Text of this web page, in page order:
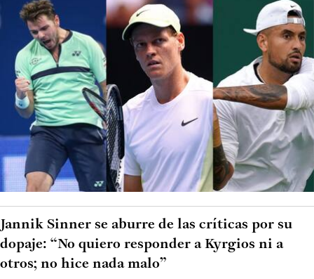
Jannik Sinner se aburre de las críticas por su
dopaje: “No quiero responder a Kyrgios ni a
otros; no hice nada malo”